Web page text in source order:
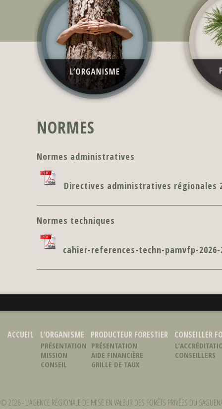
NORMES
Normes administratives
Directives administratives régionales
Normes techniques
cahier-references-techn-pamvfp-2026-
ACCUEIL L’ORGANISME
PRÉSENTATION
MISSION
CONSEIL
PRODUCTEUR FORESTIER
PRÉSENTATION
AIDE FINANCIÈRE
GRILLE DE TAUX
CONSEILLER
CONSEILLERS
© 2026 -L'AGENCE RÉGIONALE DE MISE EN VALEUR DES FORÊTS PRIVÉES DU